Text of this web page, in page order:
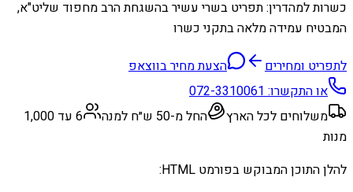
כשרות למהדרין: תפריט בשרי עשיר בהשגחת הרב מחפוד שליט"א,
המבטיח עמידה מלאה בתקני כשרו
לתפריט ומחירים
הצעת מחיר בווצאפ
או התקשרו:072-3310061
משלוחים לכל הארץ
החל מ-50 ש״ח למנה
6 עד 1,000
מנות
להלן התוכן המבוקש בפורמט HTML: